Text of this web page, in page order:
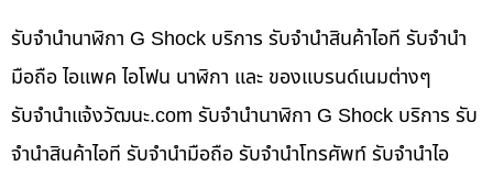
รับจำนำนาฬิกา G Shock บริการ รับจำนำสินค้าไอที รับจำนำ
มือถือ ไอแพค ไอโฟน นาฬิกา และ ของแบรนด์เนมต่างๆ
รับจํานําแจ้งวัฒนะ.com รับจำนำนาฬิกา G Shock บริการ รับ
จำนำสินค้าไอที รับจำนำมือถือ รับจำนำโทรศัพท์ รับจำนำไอ